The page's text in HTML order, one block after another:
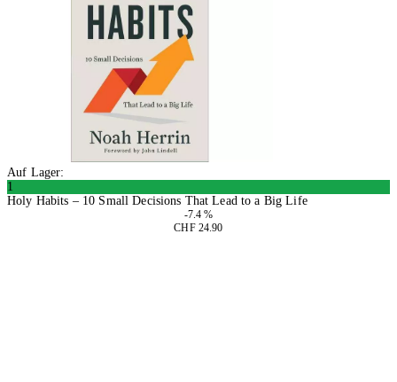
Auf Lager:
1
Holy Habits – 10 Small Decisions That Lead to a Big Life
-7.4 %
CHF 24.90